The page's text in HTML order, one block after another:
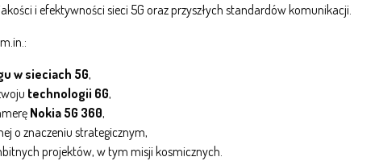
i efektywności sieci 5G oraz przyszłych standardów komunikacji.
w sieciach 5G,
technologii 6G,
Nokia 5G 360,
o znaczeniu strategicznym,
projektów, w tym misji kosmicznych.